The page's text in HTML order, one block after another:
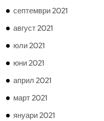
септември 2021
август 2021
юли 2021
юни 2021
април 2021
март 2021
януари 2021